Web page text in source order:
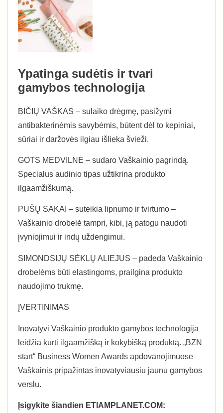
Ypatinga sudėtis ir tvari
gamybos technologija
BIČIŲ VAŠKAS – sulaiko drėgmę, pasižymi
antibakterinėmis savybėmis, būtent dėl to kepiniai,
sūriai ir daržovės ilgiau išlieka švieži.
GOTS MEDVILNĖ – sudaro Vaškainio pagrindą.
Specialus audinio tipas užtikrina produkto
ilgaamžiškumą.
PUŠŲ SAKAI – suteikia lipnumo ir tvirtumo –
Vaškainio drobelė tampri, kibi, ją patogu naudoti
įvyniojimui ir indų uždengimui.
SIMONDSIJŲ SĖKLŲ ALIEJUS – padeda Vaškainio
drobelėms būti elastingoms, prailgina produkto
naudojimo trukmę.
ĮVERTINIMAS
Inovatyvi Vaškainio produkto gamybos technologija
leidžia kurti ilgaamžišką ir kokybišką produktą. „BZN
start“ Business Women Awards apdovanojimuose
Vaškainis pripažintas inovatyviausiu jaunu gamybos
verslu.
Įsigykite šiandien ETIAMPLANET.COM: